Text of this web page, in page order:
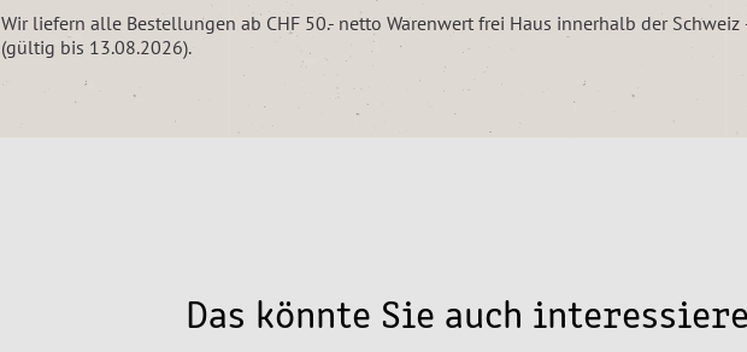
Wir liefern alle Bestellungen ab CHF 50.- netto Warenwert frei Haus innerhalb der
(gültig bis 13.08.2026).
Das könnte Sie auch